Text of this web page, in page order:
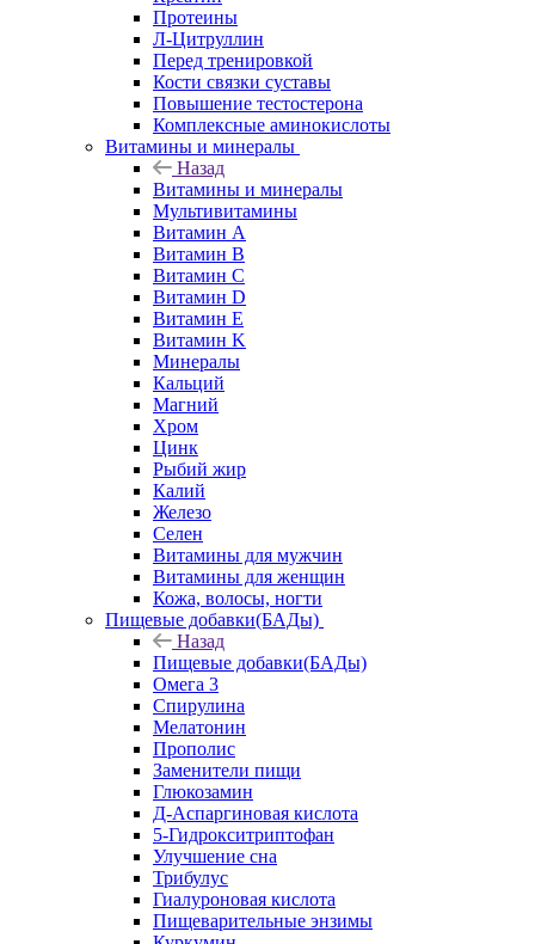
Протеины
Л-Цитруллин
Перед тренировкой
Кости связки суставы
Повышение тестостерона
Комплексные аминокислоты
Витамины и минералы
Назад
Витамины и минералы
Мультивитамины
Витамин A
Витамин B
Витамин C
Витамин D
Витамин E
Витамин K
Минералы
Кальций
Магний
Хром
Цинк
Рыбий жир
Калий
Железо
Селен
Витамины для мужчин
Витамины для женщин
Кожа, волосы, ногти
Пищевые добавки(БАДы)
Назад
Пищевые добавки(БАДы)
Омега 3
Спирулина
Мелатонин
Прополис
Заменители пищи
Глюкозамин
Д-Аспаргиновая кислота
5-Гидрокситриптофан
Улучшение сна
Трибулус
Гиалуроновая кислота
Пищеварительные энзимы